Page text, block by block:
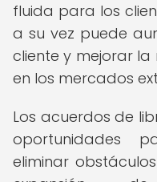
fluida para los
a su vez puede
cliente y mejorar
en los mercados
Los acuerdos de
oportunidades
eliminar